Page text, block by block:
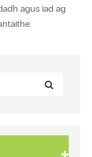
agus iad ag